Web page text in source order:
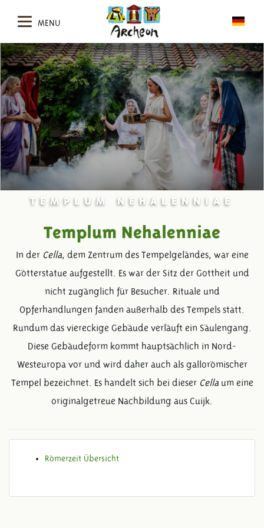
MENU
TEMPLUM NEHALENNIAE
Templum Nehalenniae
In der Cella, dem Zentrum des Tempelgeländes, war eine
Götterstatue aufgestellt. Es war der Sitz der Gottheit und
nicht zugänglich für Besucher. Rituale und
Opferhandlungen fanden außerhalb des Tempels statt.
Rundum das viereckige Gebäude verläuft ein Säulengang.
Diese Gebäudeform kommt hauptsächlich in Nord-
Westeuropa vor und wird daher auch als gallorömischer
Tempel bezeichnet. Es handelt sich bei dieser Cellaum eine
originalgetreue Nachbildung aus Cuijk.
Römerzeit Übersicht